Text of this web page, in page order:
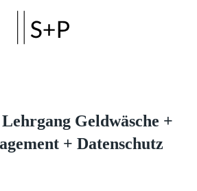
Geldwäsche +
+ Datenschutz